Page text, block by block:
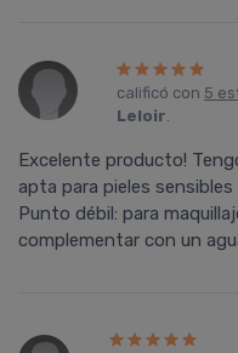
calificó con 5
Leloir.
Excelente producto!
apta para pieles
Punto débil: para
complementar con un